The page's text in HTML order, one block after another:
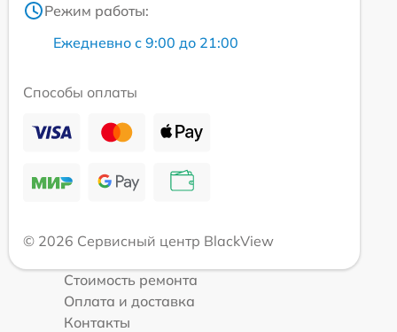
Режим работы:
Ежедневно с 9:00 до 21:00
Способы оплаты
© 2026 Сервисный центр BlackView
Стоимость ремонта
Оплата и доставка
Контакты